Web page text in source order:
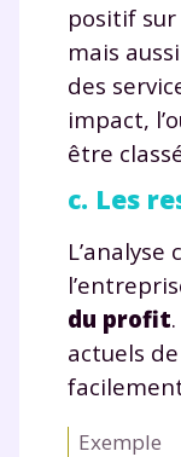
positif
mais
des
impact,
être
c. Les
du profit
actuels
Exemple